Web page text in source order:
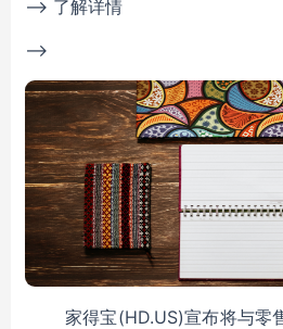
--> 了解详情
-->
家得宝(HD.US)宣布将与零